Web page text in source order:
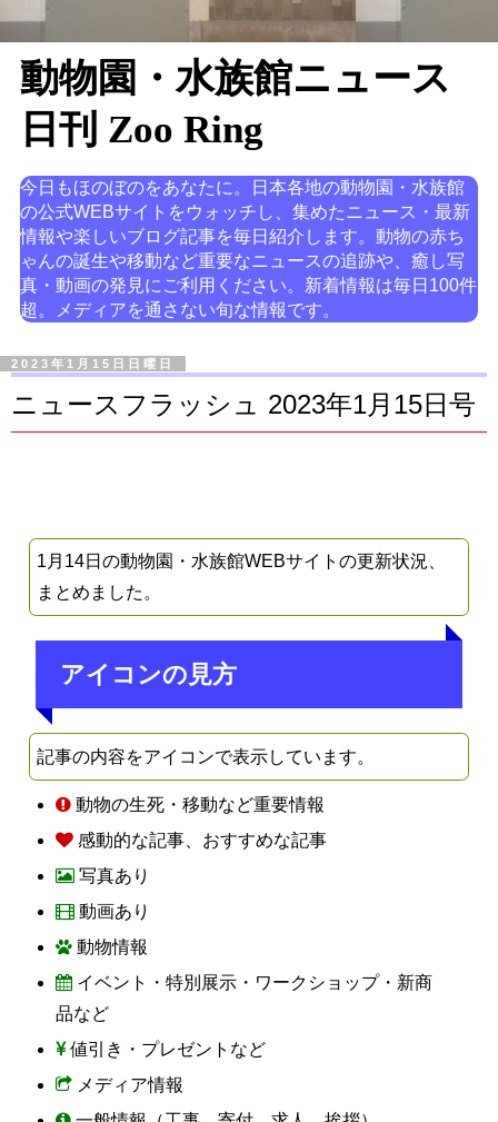
動物園・水族館ニュース
日刊 Zoo Ring
今日もほのぼのをあなたに。日本各地の動物園・水族館
の公式WEBサイトをウォッチし、集めたニュース・最新
情報や楽しいブログ記事を毎日紹介します。動物の赤ち
ゃんの誕生や移動など重要なニュースの追跡や、癒し写
真・動画の発見にご利用ください。新着情報は毎日100件
超。メディアを通さない旬な情報です。
2023年1月15日日曜日
ニュースフラッシュ 2023年1月15日号
1月14日の動物園・水族館WEBサイトの更新状況、
まとめました。
アイコンの見方
記事の内容をアイコンで表示しています。
動物の生死・移動など重要情報
感動的な記事、おすすめな記事
写真あり
動画あり
動物情報
イベント・特別展示・ワークショップ・新商
品など
値引き・プレゼントなど
メディア情報